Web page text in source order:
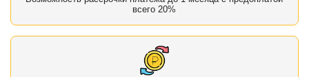
всего 20%